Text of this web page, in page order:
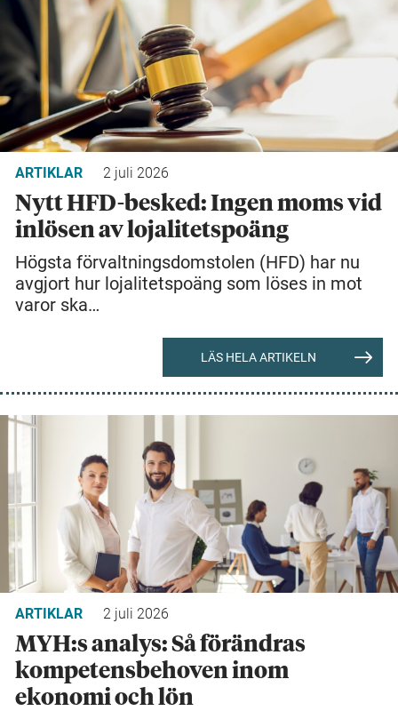
ARTIKLAR 2 juli 2026
Nytt HFD-besked: Ingen moms vid
inlösen av lojalitetspoäng
Högsta förvaltningsdomstolen (HFD) har nu
avgjort hur lojalitetspoäng som löses in mot
varor ska…
LÄS HELA ARTIKELN
ARTIKLAR 2 juli 2026
MYH:s analys: Så förändras
kompetensbehoven inom
ekonomi och lön